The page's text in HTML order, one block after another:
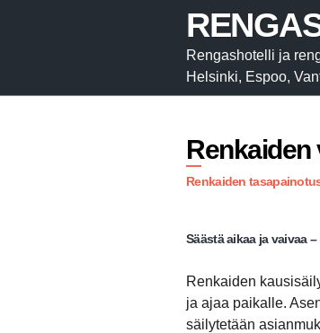
Rengashotelli ja
Helsinki, Espoo,
Renkaiden
Renkaiden
Säästä aikaa ja vaivaa
Renkaiden
ja ajaa paikalle.
säilytetään